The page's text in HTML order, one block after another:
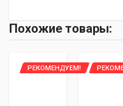
Легковые шины
Доставка курьером до
- Оплата наличными
Имя
Уважаемые клиенты,
Похожие товары:
РЕКОМЕНДУЕМ!